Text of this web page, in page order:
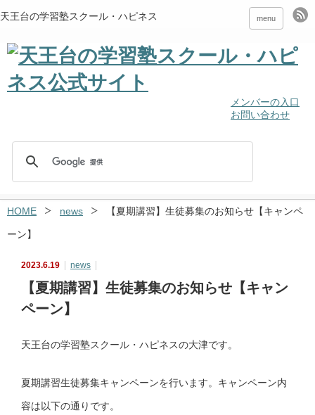
天王台の学習塾スクール・ハピネス
メンバーの入口
お問い合わせ
menu
HOME news 【夏期講習】生徒募集のお知らせ【キャンペ
ーン】
2023.6.19 news
【夏期講習】生徒募集のお知らせ【キャン
ペーン】
天王台の学習塾スクール・ハピネスの大津です。
夏期講習生徒募集キャンペーンを行います。キャンペーン内
容は以下の通りです。